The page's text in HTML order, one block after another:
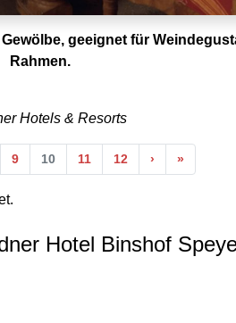
geeignet für
Rahmen.
Hotels & Resorts
9 10 11 12 › Nächste
»
Hotel Binshof